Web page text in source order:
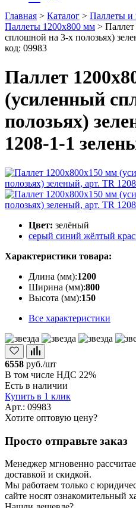
Главная > Каталог > Паллеты и
Паллеты 1200x800 мм >
сплошной на 3-х полозьях)
код: 09983
Паллет
(усиленный
полозьях)
1208-1-1
Цвет: зелёный
серый синий жёлтый
Характеристики товара:
Длина (мм):1200
Ширина (мм):800
Высота (мм):150
Все характеристики
6558 руб./шт
В том числе НДС 22%
Есть в наличии
Купить в 1 клик
Арт.: 09983
Хотите оптовую цену?
Просто отправьте заказ
Менеджер мгновенно
доставкой и скидкой.
Мы работаем только с
сайте носят ознакомительный